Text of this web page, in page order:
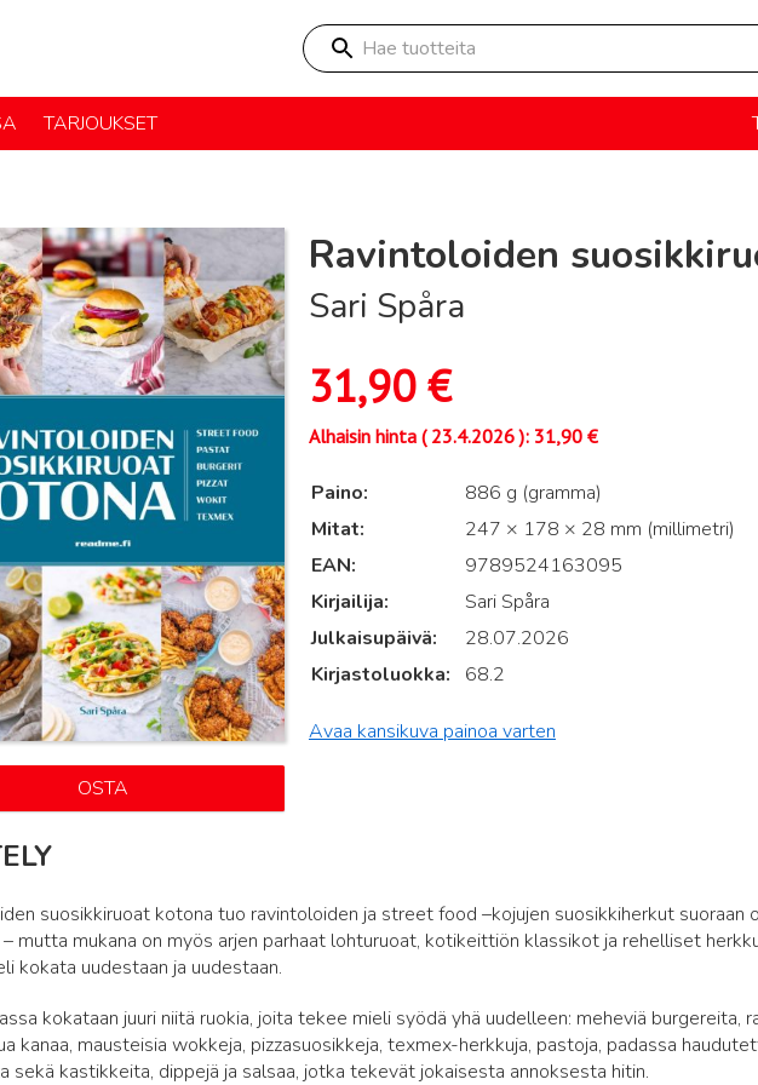
Hae tuotteita
TARJOUKSET
OSTA
Ravintoloiden
Sari Spåra
31,90€
Alhaisin hinta (23.4.2026): 31,90 €
Paino
886 g (gramma)
Mitat
247 × 178 × 28 mm (millimetri)
EAN
9789524163095
Kirjailija
Sari Spåra
Julkaisupäivä
28.07.2026
Kirjastoluokka
68.2
Avaa kansikuva painoa varten
suosikkiruoat kotona tuo ravintoloiden ja street food –kojujen suosikkiherkut suoraan
mutta mukana on myös arjen parhaat lohturuoat, kotikeittiön klassikot ja rehelliset
kokata uudestaan ja uudestaan.
kokataan juuri niitä ruokia, joita tekee mieli syödä yhä uudelleen: meheviä burgereita,
kanaa, mausteisia wokkeja, pizzasuosikkeja, texmex-herkkuja, pastoja, padassa
sekä kastikkeita, dippejä ja salsaa, jotka tekevät jokaisesta annoksesta hitin.